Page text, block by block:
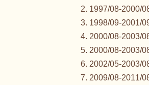
2. 1997/08-2000/
3. 1998/09-2001/
4. 2000/08-2003/
5. 2000/08-2003/
6. 2002/05-2003/
7. 2009/08-2011/